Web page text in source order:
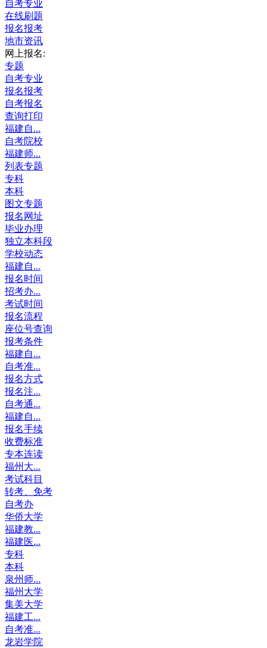
自考专业
在线刷题
报名报考
地市资讯
网上报名:
专题
自考专业
报名报考
自考报名
查询打印
福建自...
自考院校
福建师...
列表专题
专科
本科
图文专题
报名网址
毕业办理
独立本科段
学校动态
福建自...
报名时间
招考办...
考试时间
报名流程
座位号查询
报考条件
福建自...
自考准...
报名方式
报名注...
自考通...
福建自...
报名手续
收费标准
专本连读
福州大...
考试科目
转考、免考
自考办
华侨大学
福建教...
福建医...
专科
本科
泉州师...
福州大学
集美大学
福建工...
自考准...
龙岩学院